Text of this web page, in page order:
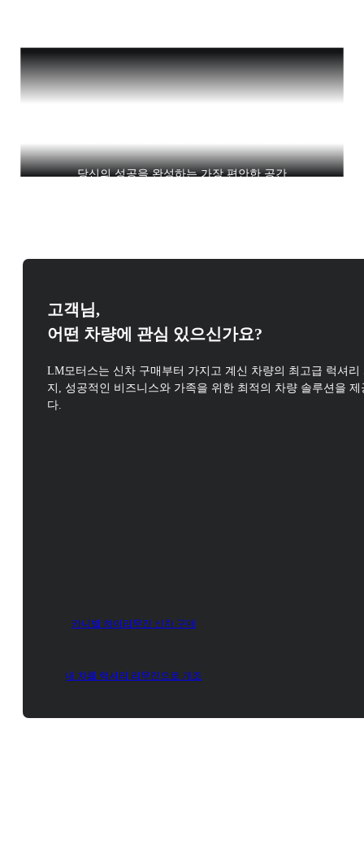
당신의 성공을 완성하는 가장 편안한 공간
고객님,
어떤 차량에 관심 있으신가요?
LM모터스는 신차 구매부터 가지고 계신 차량의 최고급 럭셔리
지, 성공적인 비즈니스와 가족을 위한 최적의 차량 솔루션을 제
다.
카니발 하이리무진 신차 구매
내 차를 럭셔리 리무진으로 개조